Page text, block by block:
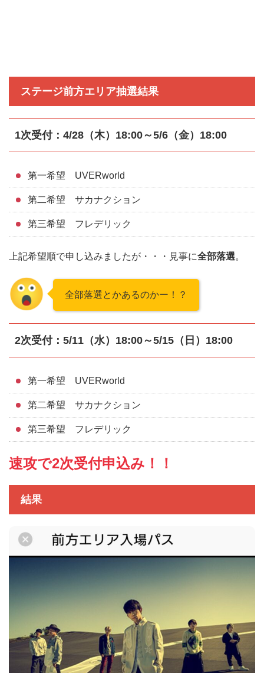
ステージ前方エリア抽選結果
1次受付：4/28（木）18:00～5/6（金）18:00
第一希望 UVERworld
第二希望 サカナクション
第三希望 フレデリック
上記希望順で申し込みましたが・・・見事に全部落選。
全部落選とかあるのかー！？
2次受付：5/11（水）18:00～5/15（日）18:00
第一希望 UVERworld
第二希望 サカナクション
第三希望 フレデリック
速攻で2次受付申込み！！
結果